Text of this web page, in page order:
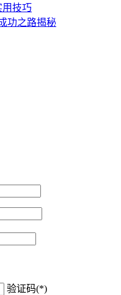
技巧
功之路揭秘
验证码(*)